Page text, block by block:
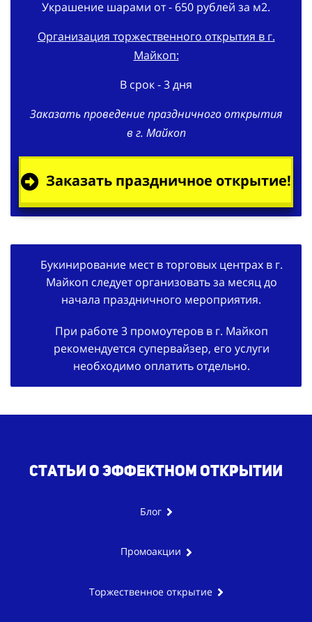
Украшение шарами от - 650 рублей за м2.
Организация торжественного открытия в г.
Майкоп:
В срок - 3 дня
Заказать проведение праздничного открытия
в г. Майкоп
Заказать праздничное открытие!
Букинирование мест в торговых центрах в г.
Майкоп следует организовать за месяц до
начала праздничного мероприятия.
При работе 3 промоутеров в г. Майкоп
рекомендуется супервайзер, его услуги
необходимо оплатить отдельно.
Статьи о эффектном открытии
Блог
Промоакции
Торжественное открытие